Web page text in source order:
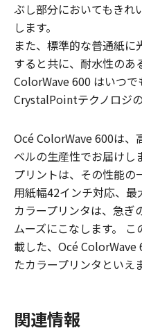
ぶし部分においてもきれ
します。
また、標準的な普通紙に
すると共に、耐水性のあ
ColorWave 600 はいつ
CrystalPointテクノロジ
Océ ColorWave 600は、
ベルの生産性でお届けし
プリントは、その性能の
用紙幅42インチ対応、
カラープリンタは、急ぎ
ムーズにこなします。
載した、Océ
たカラープリンタといえ
関連情報